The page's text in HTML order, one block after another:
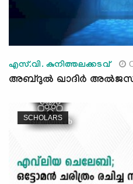
എസ്.വി. കുനിത്തലക്കടവ്
അബ്ദുല്‍ ഖാദിര്‍
SCHOLARS